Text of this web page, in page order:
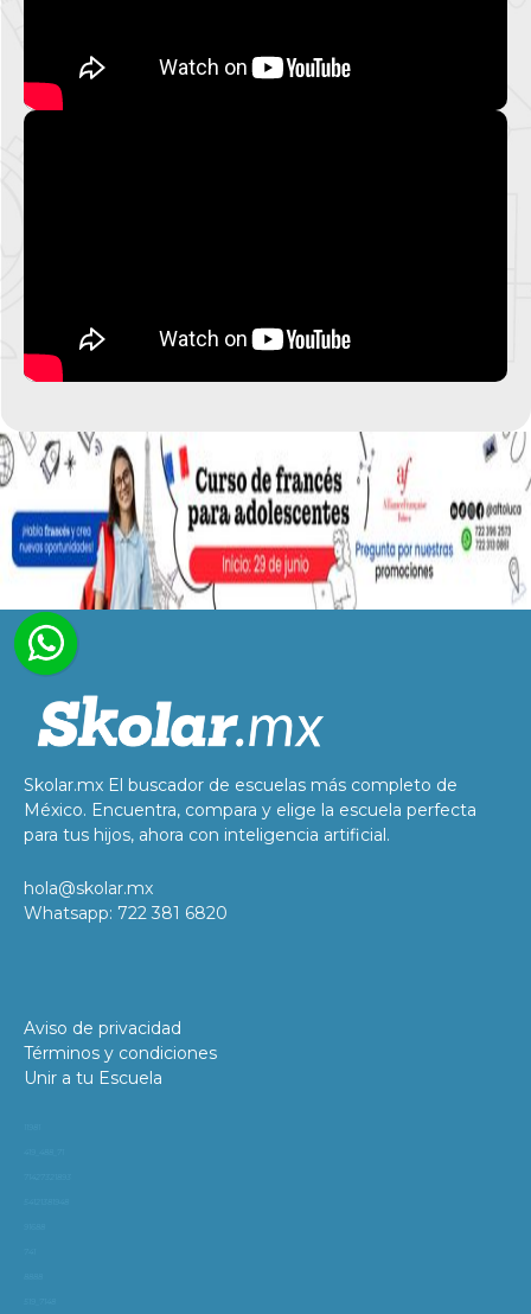
Skolar.mx El buscador de escuelas más completo de
México. Encuentra, compara y elige la escuela perfecta
para tus hijos, ahora con inteligencia artificial.
hola@skolar.mx
Whatsapp: 722 381 6820
Aviso de privacidad
Términos y condiciones
Unir a tu Escuela